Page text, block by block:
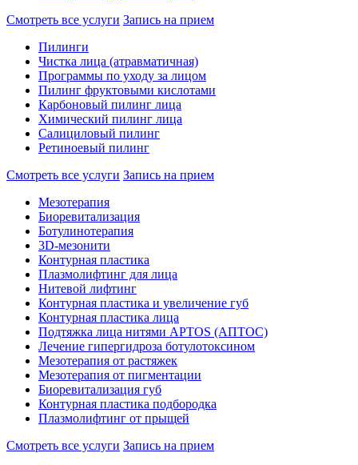
Смотреть все услуги Запись на прием
Пилинги
Чистка лица (атравматичная)
Программы по уходу за лицом
Пилинг фруктовыми кислотами
Карбоновый пилинг лица
Химический пилинг лица
Салициловый пилинг
Ретиноевый пилинг
Смотреть все услуги Запись на прием
Мезотерапия
Биоревитализация
Ботулинотерапия
3D-мезонити
Контурная пластика
Плазмолифтинг для лица
Нитевой лифтинг
Контурная пластика и увеличение губ
Контурная пластика лица
Подтяжка лица нитями APTOS (АПТОС)
Лечение гипергидроза ботулотоксином
Мезотерапия от растяжек
Мезотерапия от пигментации
Биоревитализация губ
Контурная пластика подбородка
Плазмолифтинг от прыщей
Смотреть все услуги Запись на прием